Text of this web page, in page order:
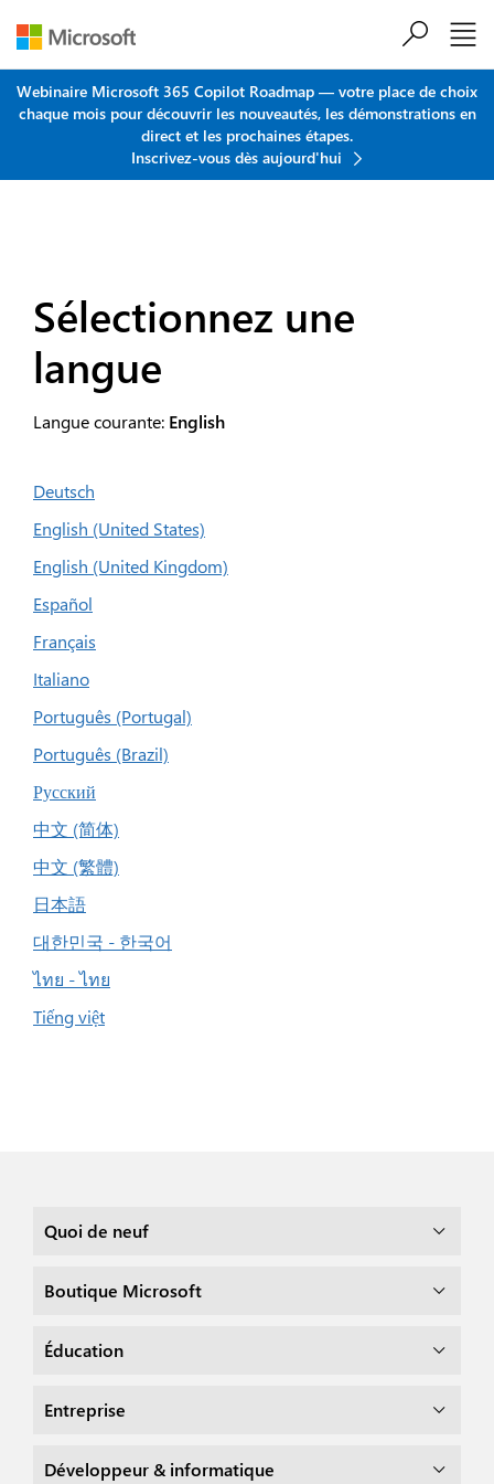
Webinaire Microsoft 365 Copilot Roadmap — votre place de choix
chaque mois pour découvrir les nouveautés, les démonstrations en
direct et les prochaines étapes.
Inscrivez-vous dès aujourd'hui
Sélectionnez une
langue
Langue courante: English
Deutsch
English (United States)
English (United Kingdom)
Español
Français
Italiano
Português (Portugal)
Português (Brazil)
Русский
中文 (简体)
中文 (繁體)
日本語
대한민국 - 한국어
ไทย - ไทย
Tiếng việt
Quoi de neuf
Boutique Microsoft
Éducation
Entreprise
Développeur & informatique